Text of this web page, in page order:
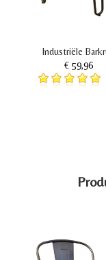
Industriële
€ 59,96